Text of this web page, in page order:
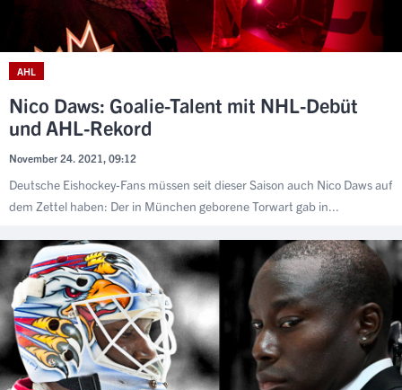
AHL
Nico Daws: Goalie-Talent mit NHL-Debüt
und AHL-Rekord
November 24. 2021, 09:12
Deutsche Eishockey-Fans müssen seit dieser Saison auch Nico Daws auf
dem Zettel haben: Der in München geborene Torwart gab in...